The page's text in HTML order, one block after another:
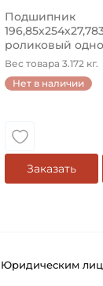
Подшипник
роликовый
конический ...
Вес товара 3.172 кг.
Нет в наличии
Заказать
Юридическим